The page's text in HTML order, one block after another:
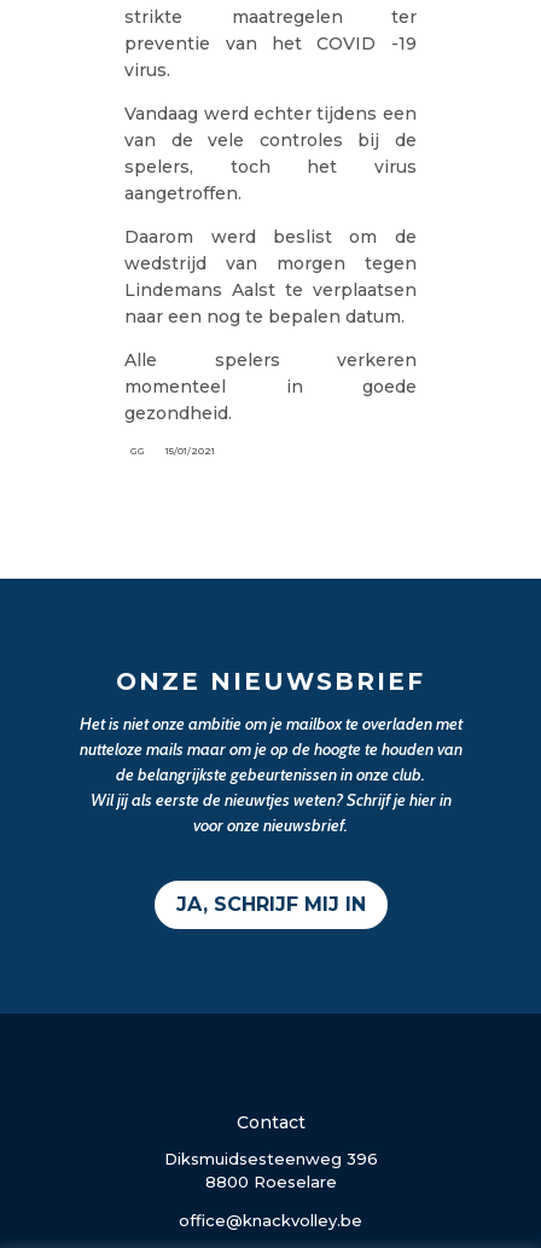
strikte maatregelen ter
preventie van het COVID -19
virus.
Vandaag werd echter tijdens een
van de vele controles bij de
spelers, toch het virus
aangetroffen.
Daarom werd beslist om de
wedstrijd van morgen tegen
Lindemans Aalst te verplaatsen
naar een nog te bepalen datum.
Alle spelers verkeren
momenteel in goede
gezondheid.
GG 15/01/2021
ONZE NIEUWSBRIEF
Het is niet onze ambitie om je mailbox te overladen met
nutteloze mails maar om je op de hoogte te houden van
de belangrijkste gebeurtenissen in onze club.
Wil jij als eerste de nieuwtjes weten? Schrijf je hier in
voor onze nieuwsbrief.
JA, SCHRIJF MIJ IN
Contact
Diksmuidsesteenweg 396
8800 Roeselare
office@knackvolley.be